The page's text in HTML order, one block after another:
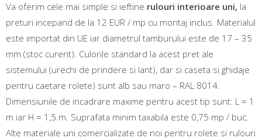
Va oferim cele mai simple si ieftine rulouri interioare uni, la
preturi incepand de la 12 EUR / mp cu montaj inclus. Materialul
este importat din UE iar diametrul tamburului este de 17 – 35
mm (stoc curent). Culorile standard la acest pret ale
sistemului (urechi de prindere si lant), dar si caseta si ghidaje
pentru caetare rolete) sunt alb sau maro – RAL 8014.
Dimensiunile de incadrare maxime pentru acest tip sunt: L = 1
m iar H = 1,5 m. Suprafata minim taxabila este 0,75 mp / buc.
Alte materiale uni comercializate de noi pentru rolete si rulouri